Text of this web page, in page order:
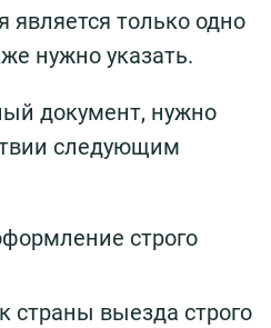
является только одно
нужно указать.
документ, нужно
следующим
строго
страны выезда строго